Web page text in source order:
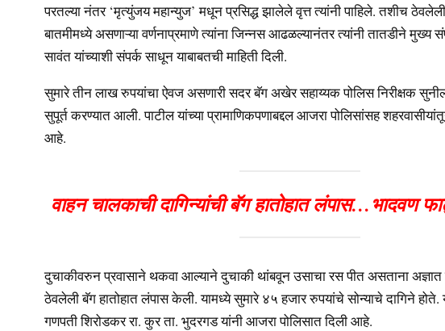
परतल्या नंतर ‘मृत्युंजय महान्युज’ मधून प्रसिद्ध झालेले वृत्त त्यांनी पाहिले. तशीच
बातमीमध्ये असणाऱ्या वर्णनाप्रमाणे त्यांना जिन्नस आढळल्यानंतर त्यांनी तातडीने मुख्य
सावंत यांच्याशी संपर्क साधून याबाबतची माहिती दिली.
सुमारे तीन लाख रुपयांचा ऐवज असणारी सदर बॅग अखेर सहाय्यक पोलिस निरीक्षक
सुपूर्त करण्यात आली. पाटील यांच्या प्रामाणिकपणाबद्दल आजरा पोलिसांसह
आहे.
वाहन चालकाची दागिन्यांची बॅग हातोहात लंपास…भादवण
दुचाकीवरुन प्रवासाने थकवा आल्याने दुचाकी थांबवून उसाचा रस पीत असताना अज्ञात
ठेवलेली बॅग हातोहात लंपास केली. यामध्ये सुमारे ४५ हजार रुपयांचे सोन्याचे दागिने होते.
गणपती शिरोडकर रा. कुर ता. भुदरगड यांनी आजरा पोलिसात दिली आहे.